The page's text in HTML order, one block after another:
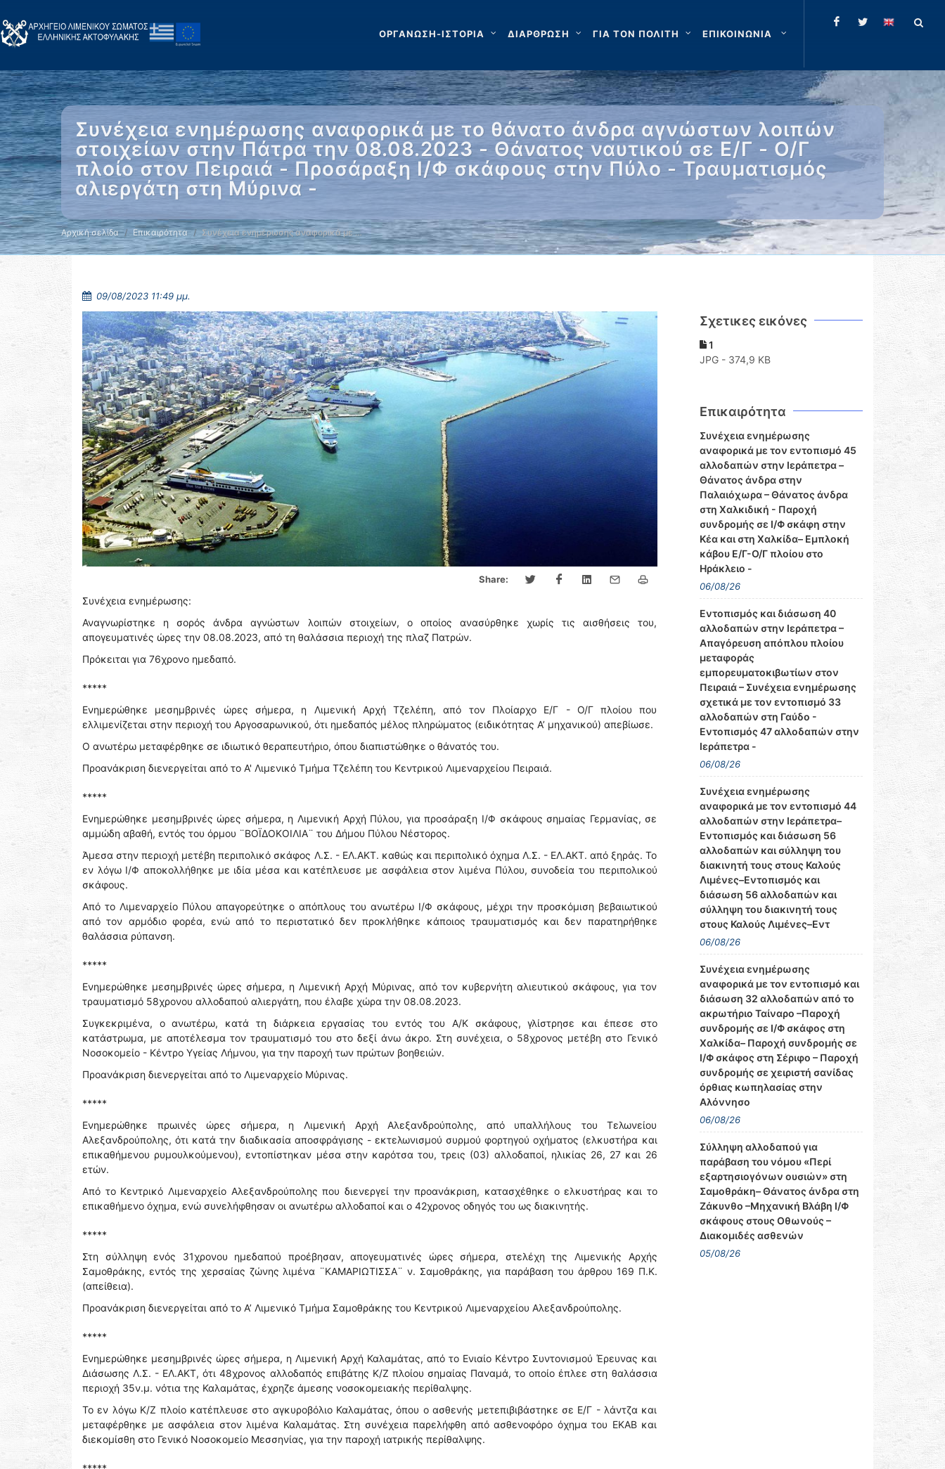
ΟΡΓΑΝΩΣΗ-ΙΣΤΟΡΙΑ ΔΙΑΡΘΡΩΣΗ ΓΙΑ ΤΟΝ ΠΟΛΙΤΗ ΕΠΙΚΟΙΝΩΝΙΑ
Συνέχεια ενημέρωσης αναφορικά με το θάνατο άνδρα αγνώστων λοιπών
στοιχείων στην Πάτρα την 08.08.2023 - Θάνατος ναυτικού σε Ε/Γ - Ο/Γ
πλοίο στον Πειραιά - Προσάραξη Ι/Φ σκάφους στην Πύλο - Τραυματισμός
αλιεργάτη στη Μύρινα -
Αρχική σελίδα Επικαιρότητα Συνέχεια ενημέρωσης αναφορικά με …
09/08/2023 11:49 μμ.
Share:
Συνέχεια ενημέρωσης:
Αναγνωρίστηκε η σορός άνδρα αγνώστων λοιπών στοιχείων, ο οποίος ανασύρθηκε χωρίς τις αισθήσεις του,
απογευματινές ώρες την 08.08.2023, από τη θαλάσσια περιοχή της πλαζ Πατρών.
Πρόκειται για 76χρονο ημεδαπό.
*****
Ενημερώθηκε μεσημβρινές ώρες σήμερα, η Λιμενική Αρχή Τζελέπη, από τον Πλοίαρχο Ε/Γ - Ο/Γ πλοίου που
ελλιμενίζεται στην περιοχή του Αργοσαρωνικού, ότι ημεδαπός μέλος πληρώματος (ειδικότητας Α’ μηχανικού) απεβίωσε.
Ο ανωτέρω μεταφέρθηκε σε ιδιωτικό θεραπευτήριο, όπου διαπιστώθηκε ο θάνατός του.
Προανάκριση διενεργείται από το Α' Λιμενικό Τμήμα Τζελέπη του Κεντρικού Λιμεναρχείου Πειραιά.
*****
Ενημερώθηκε μεσημβρινές ώρες σήμερα, η Λιμενική Αρχή Πύλου, για προσάραξη Ι/Φ σκάφους σημαίας Γερμανίας, σε
αμμώδη αβαθή, εντός του όρμου ¨ΒΟΪΔΟΚΟΙΛΙΑ¨ του Δήμου Πύλου Νέστορος.
Άμεσα στην περιοχή μετέβη περιπολικό σκάφος Λ.Σ. - ΕΛ.ΑΚΤ. καθώς και περιπολικό όχημα Λ.Σ. - ΕΛ.ΑΚΤ. από ξηράς. Το
εν λόγω Ι/Φ αποκολλήθηκε με ιδία μέσα και κατέπλευσε με ασφάλεια στον λιμένα Πύλου, συνοδεία του περιπολικού
σκάφους.
Από το Λιμεναρχείο Πύλου απαγορεύτηκε ο απόπλους του ανωτέρω Ι/Φ σκάφους, μέχρι την προσκόμιση βεβαιωτικού
από τον αρμόδιο φορέα, ενώ από το περιστατικό δεν προκλήθηκε κάποιος τραυματισμός και δεν παρατηρήθηκε
θαλάσσια ρύπανση.
*****
Ενημερώθηκε μεσημβρινές ώρες σήμερα, η Λιμενική Αρχή Μύρινας, από τον κυβερνήτη αλιευτικού σκάφους, για τον
τραυματισμό 58χρονου αλλοδαπού αλιεργάτη, που έλαβε χώρα την 08.08.2023.
Συγκεκριμένα, ο ανωτέρω, κατά τη διάρκεια εργασίας του εντός του Α/Κ σκάφους, γλίστρησε και έπεσε στο
κατάστρωμα, με αποτέλεσμα τον τραυματισμό του στο δεξί άνω άκρο. Στη συνέχεια, ο 58χρονος μετέβη στο Γενικό
Νοσοκομείο - Κέντρο Υγείας Λήμνου, για την παροχή των πρώτων βοηθειών.
Προανάκριση διενεργείται από το Λιμεναρχείο Μύρινας.
*****
Ενημερώθηκε πρωινές ώρες σήμερα, η Λιμενική Αρχή Αλεξανδρούπολης, από υπαλλήλους του Τελωνείου
Αλεξανδρούπολης, ότι κατά την διαδικασία αποσφράγισης - εκτελωνισμού συρμού φορτηγού οχήματος (ελκυστήρα και
επικαθήμενου ρυμουλκούμενου), εντοπίστηκαν μέσα στην καρότσα του, τρεις (03) αλλοδαποί, ηλικίας 26, 27 και 26
ετών.
Από το Κεντρικό Λιμεναρχείο Αλεξανδρούπολης που διενεργεί την προανάκριση, κατασχέθηκε ο ελκυστήρας και το
επικαθήμενο όχημα, ενώ συνελήφθησαν οι ανωτέρω αλλοδαποί και ο 42χρονος οδηγός του ως διακινητής.
*****
Στη σύλληψη ενός 31χρονου ημεδαπού προέβησαν, απογευματινές ώρες σήμερα, στελέχη της Λιμενικής Αρχής
Σαμοθράκης, εντός της χερσαίας ζώνης λιμένα ¨ΚΑΜΑΡΙΩΤΙΣΣΑ¨ ν. Σαμοθράκης, για παράβαση του άρθρου 169 Π.Κ.
(απείθεια).
Προανάκριση διενεργείται από το Α’ Λιμενικό Τμήμα Σαμοθράκης του Κεντρικού Λιμεναρχείου Αλεξανδρούπολης.
*****
Ενημερώθηκε μεσημβρινές ώρες σήμερα, η Λιμενική Αρχή Καλαμάτας, από το Ενιαίο Κέντρο Συντονισμού Έρευνας και
Διάσωσης Λ.Σ. - ΕΛ.ΑΚΤ, ότι 48χρονος αλλοδαπός επιβάτης Κ/Ζ πλοίου σημαίας Παναμά, το οποίο έπλεε στη θαλάσσια
περιοχή 35ν.μ. νότια της Καλαμάτας, έχρηζε άμεσης νοσοκομειακής περίθαλψης.
Το εν λόγω Κ/Ζ πλοίο κατέπλευσε στο αγκυροβόλιο Καλαμάτας, όπου ο ασθενής μετεπιβιβάστηκε σε Ε/Γ - λάντζα και
μεταφέρθηκε με ασφάλεια στον λιμένα Καλαμάτας. Στη συνέχεια παρελήφθη από ασθενοφόρο όχημα του ΕΚΑΒ και
διεκομίσθη στο Γενικό Νοσοκομείο Μεσσηνίας, για την παροχή ιατρικής περίθαλψης.
Σχετικες εικόνες
1
JPG - 374,9 KB
Επικαιρότητα
Συνέχεια ενημέρωσης
αναφορικά με τον εντοπισμό 45
αλλοδαπών στην Ιεράπετρα –
Θάνατος άνδρα στην
Παλαιόχωρα – Θάνατος άνδρα
στη Χαλκιδική - Παροχή
συνδρομής σε Ι/Φ σκάφη στην
Κέα και στη Χαλκίδα– Εμπλοκή
κάβου Ε/Γ-Ο/Γ πλοίου στο
Ηράκλειο -
06/08/26
Εντοπισμός και διάσωση 40
αλλοδαπών στην Ιεράπετρα –
Απαγόρευση απόπλου πλοίου
μεταφοράς
εμπορευματοκιβωτίων στον
Πειραιά – Συνέχεια ενημέρωσης
σχετικά με τον εντοπισμό 33
αλλοδαπών στη Γαύδο -
Εντοπισμός 47 αλλοδαπών στην
Ιεράπετρα -
06/08/26
Συνέχεια ενημέρωσης
αναφορικά με τον εντοπισμό 44
αλλοδαπών στην Ιεράπετρα–
Εντοπισμός και διάσωση 56
αλλοδαπών και σύλληψη του
διακινητή τους στους Καλούς
Λιμένες–Εντοπισμός και
διάσωση 56 αλλοδαπών και
σύλληψη του διακινητή τους
στους Καλούς Λιμένες–Εντ
06/08/26
Συνέχεια ενημέρωσης
αναφορικά με τον εντοπισμό και
διάσωση 32 αλλοδαπών από το
ακρωτήριο Ταίναρο –Παροχή
συνδρομής σε Ι/Φ σκάφος στη
Χαλκίδα– Παροχή συνδρομής σε
Ι/Φ σκάφος στη Σέριφο – Παροχή
συνδρομής σε χειριστή σανίδας
όρθιας κωπηλασίας στην
Αλόννησο
06/08/26
Σύλληψη αλλοδαπού για
παράβαση του νόμου «Περί
εξαρτησιογόνων ουσιών» στη
Σαμοθράκη– Θάνατος άνδρα στη
Ζάκυνθο –Μηχανική Βλάβη Ι/Φ
σκάφους στους Οθωνούς –
Διακομιδές ασθενών
05/08/26